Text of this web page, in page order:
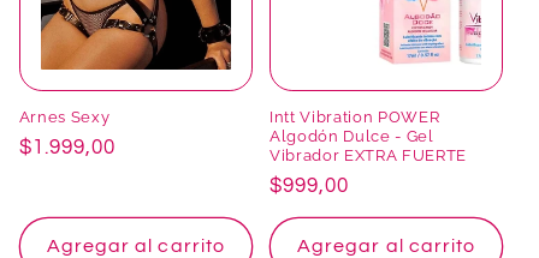
Arnes Sexy
Precio
$1.999,00
Agregar al carrito
Intt Vibration POWER
Algodón Dulce - Gel
Vibrador EXTRA FUERTE
Precio
habitual
$999,00
Agregar al carrito